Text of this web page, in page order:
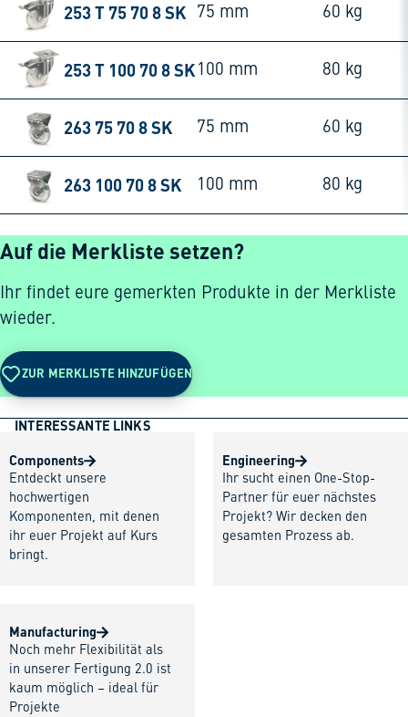
253 T 75 70 8 SK 75 mm 60 kg
253 T 100 70 8 SK 100 mm 80 kg
263 75 70 8 SK 75 mm 60 kg
263 100 70 8 SK 100 mm 80 kg
Auf die Merkliste setzen?
Ihr findet eure gemerkten Produkte in der Merkliste
wieder.
ZUR MERKLISTE HINZUFÜGEN
INTERESSANTE LINKS
Components
Entdeckt unsere
hochwertigen
Komponenten, mit denen
ihr euer Projekt auf Kurs
bringt.
Engineering
Ihr sucht einen One-Stop-
Partner für euer nächstes
Projekt? Wir decken den
gesamten Prozess ab.
Manufacturing
Noch mehr Flexibilität als
in unserer Fertigung 2.0 ist
kaum möglich – ideal für
Projekte